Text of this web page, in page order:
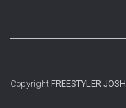
Copyright FREESTYLER JOSH